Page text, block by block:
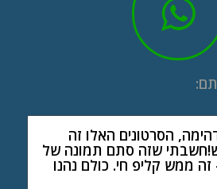
הסרטונים האלו זה
שזה סתם תמונה של
ממש קליפ חי. כולם נהנו